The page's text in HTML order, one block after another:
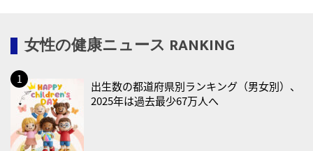
・育児の日
2026/08/13(木)
・一汁三菜の日
2026/08/17(月)
・減塩の日
女性の健康ニュース RANKING
出生数の都道府県別ランキング（男女別）、
2025年は過去最少67万人へ